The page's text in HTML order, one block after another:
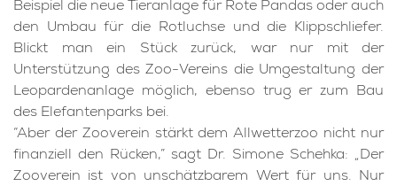
Beispiel die neue Tieranlage für Rote Pandas oder auch
den Umbau für die Rotluchse und die Klippschliefer.
Blickt man ein Stück zurück, war nur mit der
Unterstützung des Zoo-Vereins die Umgestaltung der
Leopardenanlage möglich, ebenso trug er zum Bau
des Elefantenparks bei.
“Aber der Zooverein stärkt dem Allwetterzoo nicht nur
finanziell den Rücken,” sagt Dr. Simone Schehka: „Der
Zooverein ist von unschätzbarem Wert für uns. Nur